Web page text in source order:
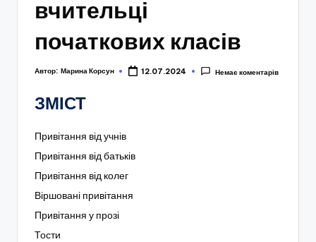
вчительці
початкових класів
Автор: Марина Корсун 12.07.2024 Немає коментарів
ЗМІСТ
Привітання від учнів
Привітання від батьків
Привітання від колег
Віршовані привітання
Привітання у прозі
Тости